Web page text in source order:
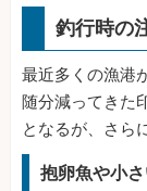
釣行時の
最近多くの漁港
随分減ってきた
となるが、さら
抱卵魚や小